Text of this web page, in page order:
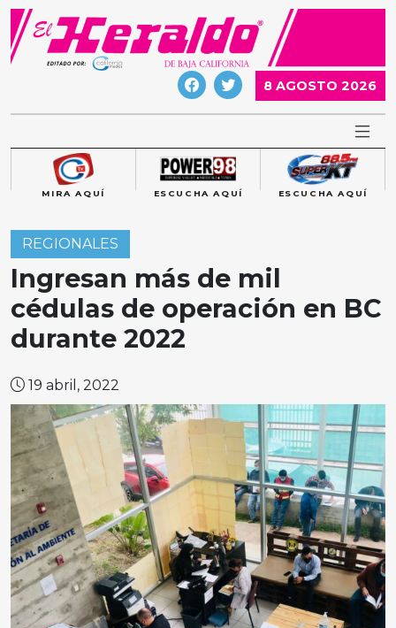
Skip
content
8 AGOSTO 2026
MIRA AQUÍ ESCUCHA AQUÍ ESCUCHA AQUÍ
REGIONALES
Ingresan más de mil
cédulas de operación en BC
durante 2022
19 abril, 2022